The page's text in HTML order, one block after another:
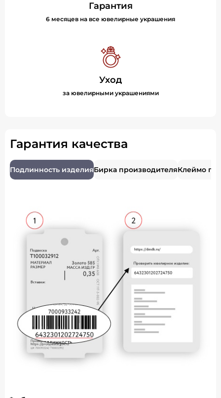
Гарантия
6 месяцев на все ювелирные украшения
Уход
за ювелирными украшениями
Гарантия качества
Подлинность изделияБирка производителяКлеймо